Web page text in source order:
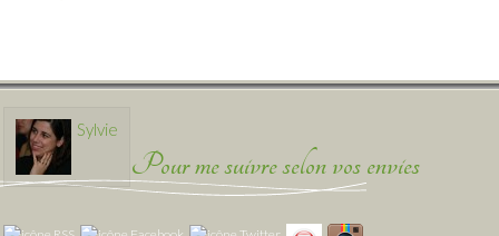
Sylvie
Pour me suivre selon vos envies